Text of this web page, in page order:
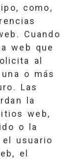
como,
Cuando
web que
al
o más
Las
la
web,
o la
usuario
el